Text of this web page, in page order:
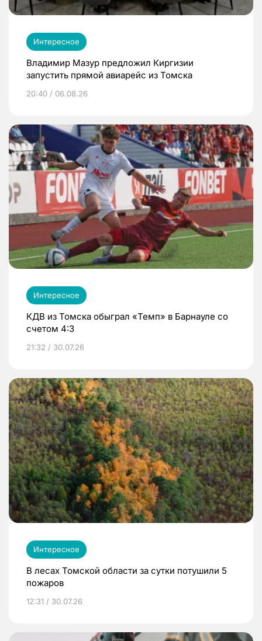
Интересное
Владимир Мазур предложил Киргизии
запустить прямой авиарейс из Томска
20:40 / 06.08.26
Интересное
КДВ из Томска обыграл «Темп» в Барнауле со
счетом 4:3
21:32 / 30.07.26
Интересное
В лесах Томской области за сутки потушили 5
пожаров
12:31 / 30.07.26